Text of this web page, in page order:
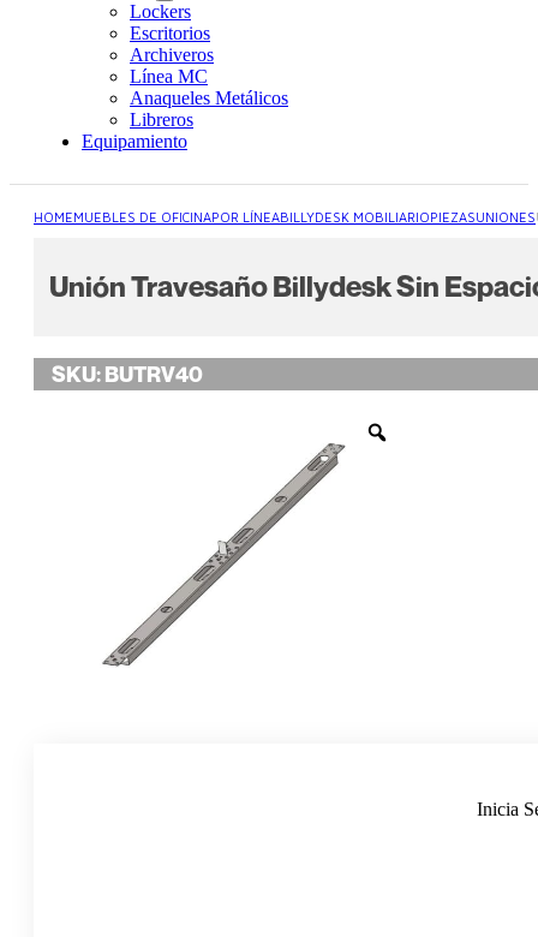
Lockers
Escritorios
Archiveros
Línea MC
Anaqueles Metálicos
Libreros
Equipamiento
HOMEMUEBLES DE OFICINAPOR LÍNEABILLYDESK MOBILIARIOPIEZASUNIONES
Unión Travesaño Billydesk Sin
SKU:BUTRV40
Inicia